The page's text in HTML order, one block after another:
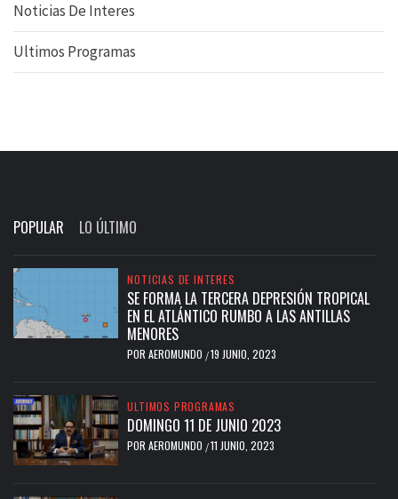
Noticias De Interes
Ultimos Programas
POPULAR LO ÚLTIMO
NOTICIAS DE INTERES
SE FORMA LA TERCERA DEPRESIÓN TROPICAL
EN EL ATLÁNTICO RUMBO A LAS ANTILLAS
MENORES
POR AEROMUNDO /19 JUNIO, 2023
ULTIMOS PROGRAMAS
DOMINGO 11 DE JUNIO 2023
POR AEROMUNDO /11 JUNIO, 2023